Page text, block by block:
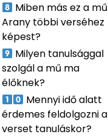
Miben más ez a mű
Arany többi verséhez
képest?
Milyen tanulsággal
szolgál a mű ma
élőknek?
Mennyi idő alatt
érdemes feldolgozni a
verset tanuláskor?